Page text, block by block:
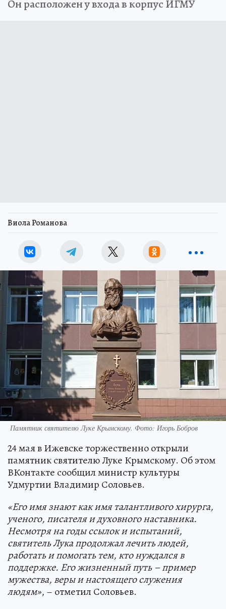
Он расположен у входа в корпус ИГМУ
Виола Романова
Памятник святителю Луке Крымскому. Фото: Игорь Бобров
24 мая в Ижевске торжественно открыли
памятник святителю Луке Крымскому. Об этом
ВКонтакте сообщил министр культуры
Удмуртии Владимир Соловьев.
«Его имя знают как имя талантливого хирурга,
ученого, писателя и духовного наставника.
Несмотря на годы ссылок и испытаний,
святитель Лука продолжал лечить людей,
работать и помогать тем, кто нуждался в
поддержке. Его жизненный путь – пример
мужества, веры и настоящего служения
людям», – отметил Соловьев.